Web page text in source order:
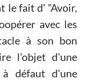
le fait d' "Avoir,
avec les
à son bon
l'objet d'une
défaut d'une